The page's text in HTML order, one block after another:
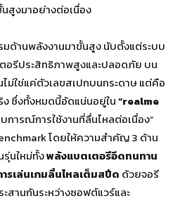
สูงมาอย่างต่อเนื่อง
ด้านพลังงานมาขั้นสูง นับตั้งแต่ระบบ
ตอรีประสิทธิภาพสูงและปลอดภัย บน
ม่ใช่แค่ตัวเลขสเปกบนกระดาษ แต่คือ
ซึ่งทั้งหมดนี้อัดแน่นอยู่ใน“realme
การณ์การใช้งานที่ลื่นไหลต่อเนื่อง”
โดยให้ความสำคัญ 3 ด้าน
นใหม่ทั้งพลังแบตเตอรีอึดทนทาน
รเล่นเกมลื่นไหลเต็มสปีด ด้วยจอรี
สานกันระหว่างซอฟต์แวร์และ